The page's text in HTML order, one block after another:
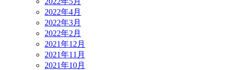
2022年4月
2022年3月
2022年2月
2021年12月
2021年11月
2021年10月